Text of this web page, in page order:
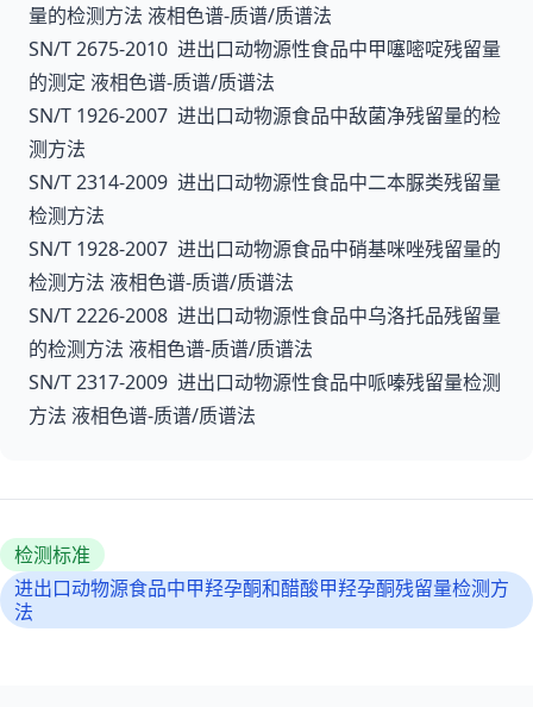
量的检测方法 液相色谱-质谱/质谱法
SN/T 2675-2010 进出口动物源性食品中甲噻嘧啶残留量
的测定 液相色谱-质谱/质谱法
SN/T 1926-2007 进出口动物源食品中敌菌净残留量的检
测方法
SN/T 2314-2009 进出口动物源性食品中二本脲类残留量
检测方法
SN/T 1928-2007 进出口动物源食品中硝基咪唑残留量的
检测方法 液相色谱-质谱/质谱法
SN/T 2226-2008 进出口动物源性食品中乌洛托品残留量
的检测方法 液相色谱-质谱/质谱法
SN/T 2317-2009 进出口动物源性食品中哌嗪残留量检测
方法 液相色谱-质谱/质谱法
检测标准
进出口动物源食品中甲羟孕酮和醋酸甲羟孕酮残留量检测方
法